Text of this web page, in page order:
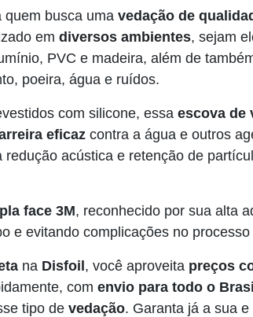
busca uma vedação de
em diversos ambientes, sejam
PVC e madeira, além de
poeira, água e ruídos.
com silicone, essa escova de
eficaz contra a água e outros
redução acústica e retenção de
face 3M, reconhecido por sua alta
e evitando complicações no
na Disfoil, você aproveita preços
com envio para todo o
tipo de vedação. Garanta já a sua